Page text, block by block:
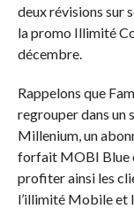
deux révisions sur
la promo Illimité
décembre.
Rappelons que
regrouper dans un
Millenium, un
forfait MOBI Blue
profiter ainsi les
l’illimité Mobile et